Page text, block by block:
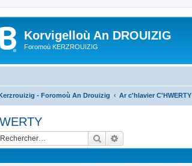
Korvigelloù An DROUIZIG
Foromoù KERZROUIZIG
- Foromoù An Drouizig Ar c'hlavier C'HWERTY
Rechercher